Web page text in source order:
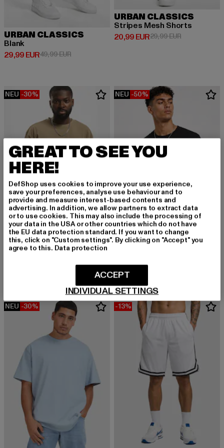
URBAN CLASSICS
Blank
29,99 EUR
Derzeitiger Preis: 29,99 EUR
49,99 EURAktionspreis: 49,99 EUR
URBAN CLASSICS
Stripes Mesh Shorts
20,99 EUR
Derzeitiger Preis: 20,99 EUR
29,99 EURAktionspreis:
NEU -30%
URBAN CLASSICS
Heavy Oversized
15,99 EUR
Derzeitiger Preis: 15,99 EUR
22,99 EURAktionspreis: 22,99 EUR
NEU -50%
URBAN CLASSICS
9,99 EUR
Derzeitiger Preis: 9,99 EUR
19,99 EUR
NEU -30% -13%
GREAT TO SEE YOU
HERE!
DefShop uses cookies to improve your use experience,
save your preferences, analyse use behaviour and to
provide and measure interest-based contents and
advertising. In addition, we allow partners to extract data
or to use cookies. This may also include the processing of
your data in the USA or other countries which do not have
the EU data protection standard. If you want to change
this, click on "Custom settings". By clicking on "Accept" you
agree to this. Data protection
INDIVIDUAL SETTINGS
ACCEPT